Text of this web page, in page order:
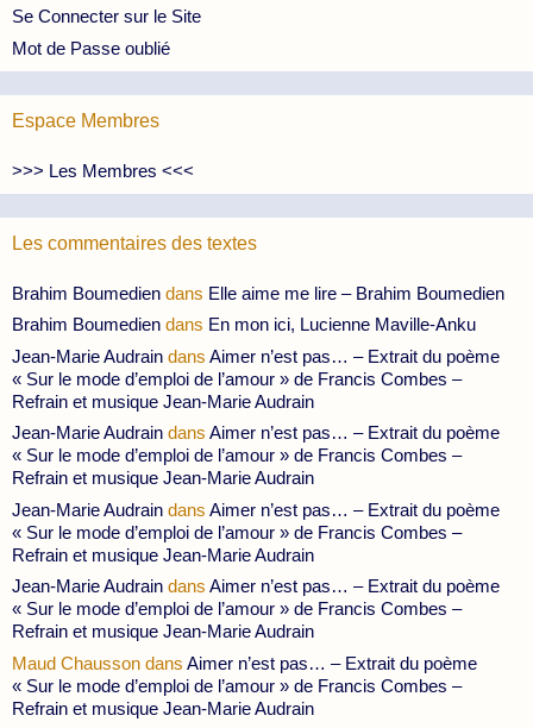
Se Connecter sur le Site
Mot de Passe oublié
Espace Membres
>>> Les Membres <<<
Les commentaires des textes
Brahim Boumedien dans Elle aime me lire – Brahim Boumedien
Brahim Boumedien dans En mon ici, Lucienne Maville-Anku
Jean-Marie Audrain dans Aimer n’est pas… – Extrait du poème
« Sur le mode d’emploi de l’amour » de Francis Combes –
Refrain et musique Jean-Marie Audrain
Jean-Marie Audrain dans Aimer n’est pas… – Extrait du poème
« Sur le mode d’emploi de l’amour » de Francis Combes –
Refrain et musique Jean-Marie Audrain
Jean-Marie Audrain dans Aimer n’est pas… – Extrait du poème
« Sur le mode d’emploi de l’amour » de Francis Combes –
Refrain et musique Jean-Marie Audrain
Jean-Marie Audrain dans Aimer n’est pas… – Extrait du poème
« Sur le mode d’emploi de l’amour » de Francis Combes –
Refrain et musique Jean-Marie Audrain
Maud Chausson dans Aimer n’est pas… – Extrait du poème
« Sur le mode d’emploi de l’amour » de Francis Combes –
Refrain et musique Jean-Marie Audrain